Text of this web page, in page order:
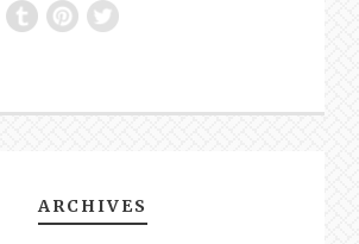
ARCHIVES